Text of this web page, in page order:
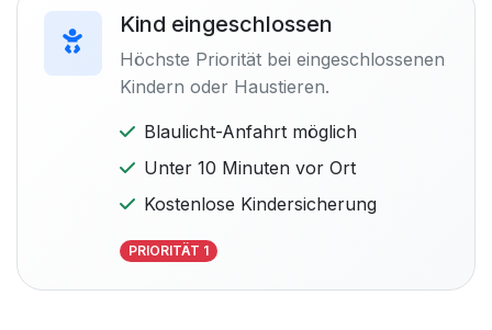
Kind eingeschlossen
Höchste Priorität bei eingeschlossenen
Kindern oder Haustieren.
Blaulicht-Anfahrt möglich
Unter 10 Minuten vor Ort
Kostenlose Kindersicherung
PRIORITÄT 1